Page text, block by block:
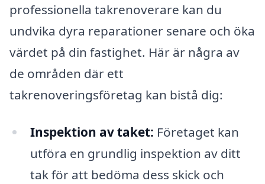
professionella takrenoverare kan du
undvika dyra reparationer senare och öka
värdet på din fastighet. Här är några av
de områden där ett
takrenoveringsföretag kan bistå dig:
Inspektion av taket: Företaget kan
utföra en grundlig inspektion av ditt
tak för att bedöma dess skick och